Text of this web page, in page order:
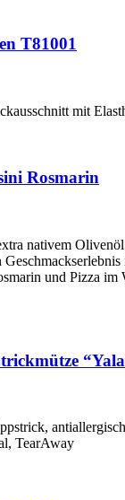
T81001
mit
Rosmarin
nativem
und Pizza im
TearAway